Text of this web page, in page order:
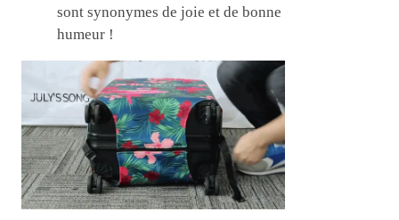
sont synonymes de joie et de bonne
humeur !